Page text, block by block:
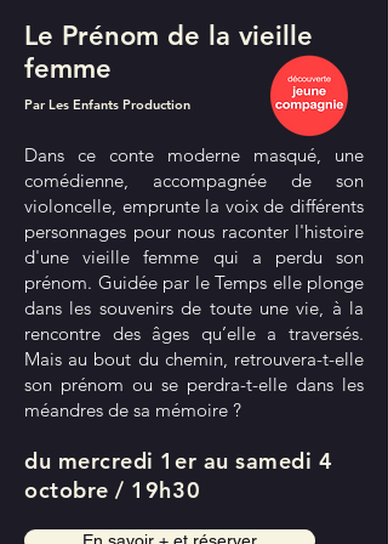
Le Prénom de la vieille
femme
Par Les Enfants Production
Dans ce conte moderne masqué, une
comédienne, accompagnée de son
violoncelle, emprunte la voix de différents
personnages pour nous raconter l'histoire
d'une vieille femme qui a perdu son
prénom. Guidée par le Temps elle plonge
dans les souvenirs de toute une vie, à la
rencontre des âges qu’elle a traversés.
Mais au bout du chemin, retrouvera-t-elle
son prénom ou se perdra-t-elle dans les
méandres de sa mémoire ?
du mercredi 1er au samedi 4
octobre / 19h30